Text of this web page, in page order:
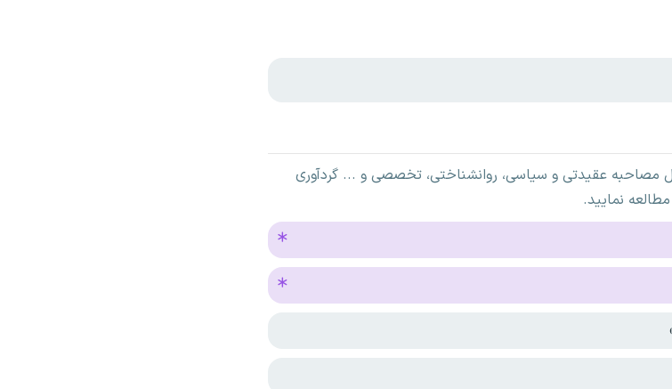
مصاحبه عقیدتی و سیاسی، روانشناختی، تخصصی و ... گردآوری
نمایید.